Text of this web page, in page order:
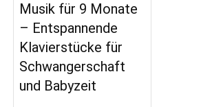
Musik für 9 Monate
– Entspannende
Klavierstücke für
Schwangerschaft
und Babyzeit